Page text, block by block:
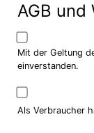
AGB und
Mit der Geltung
einverstanden.
Als Verbraucher